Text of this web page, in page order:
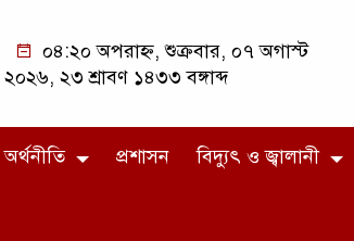
০৪:২০ অপরাহ্ন, শুক্রবার, ০৭ অগাস্ট
২০২৬, ২৩ শ্রাবণ ১৪৩৩ বঙ্গাব্দ
অর্থনীতি প্রশাসন বিদ্যুৎ ও জ্বালানী